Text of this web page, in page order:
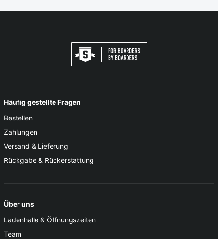
Häufig gestellte Fragen
Bestellen
Zahlungen
Versand & Lieferung
Rückgabe & Rückerstattung
Über uns
Ladenhalle & Öffnungszeiten
Team